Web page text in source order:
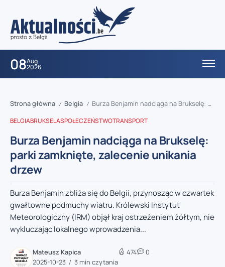
08Aug
2026
Strona główna / Belgia / Burza Benjamin nadciąga na Brukselę: parki zamknięte, zalecenie unikania drzew
BELGIABRUKSELASPOŁECZEŃSTWOTRANSPORT
Burza Benjamin nadciąga na Brukselę:
parki zamknięte, zalecenie unikania
drzew
Burza Benjamin zbliża się do Belgii, przynosząc w czwartek
gwałtowne podmuchy wiatru. Królewski Instytut
Meteorologiczny (IRM) objął kraj ostrzeżeniem żółtym, nie
wykluczając lokalnego wprowadzenia...
Mateusz Kapica
2025-10-23
3 min czytania
474 0